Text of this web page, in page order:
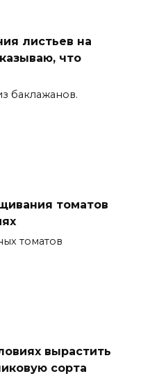
листьев на
что
баклажанов.
томатов
томатов
вырастить
сорта